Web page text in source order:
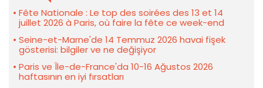
Fête Nationale : Le top des soirées des 13 et 14
juillet 2026 à Paris, où faire la fête ce week-end
Seine-et-Marne'de 14 Temmuz 2026 havai fişek
gösterisi: bilgiler ve ne değişiyor
Paris ve Île-de-France'da 10-16 Ağustos 2026
haftasının en iyi fırsatları